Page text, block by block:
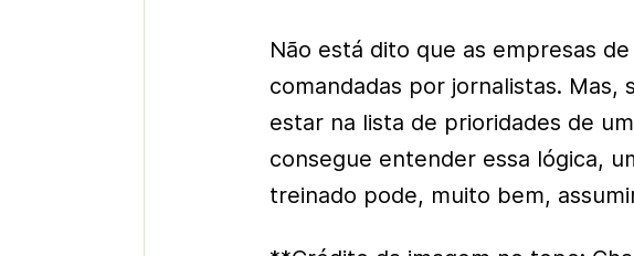
Não está dito que as empresas
comandadas por jornalistas. Mas,
estar na lista de prioridades de
consegue entender essa lógica,
treinado pode, muito bem,